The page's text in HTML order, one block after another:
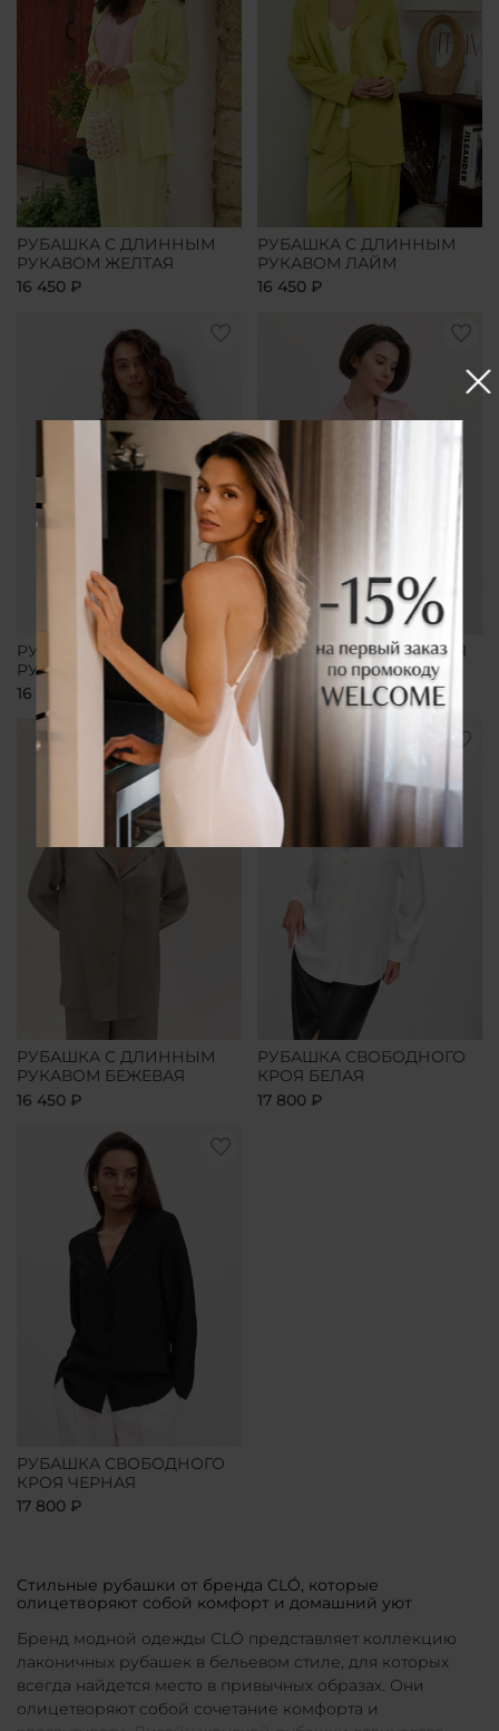
РУБАШКА С ДЛИННЫМ
РУКАВОМ ЖЕЛТАЯ
16 450 ₽
РУБАШКА С ДЛИННЫМ
РУКАВОМ ЛАЙМ
16 450 ₽
РУБАШКА С ДЛИННЫМ
РУКАВОМ ЧЕРНАЯ
16 450 ₽
РУБАШКА УДЛИНЕННАЯ
РОЗОВАЯ
16 450 ₽
РУБАШКА С ДЛИННЫМ
РУКАВОМ БЕЖЕВАЯ
16 450 ₽
РУБАШКА СВОБОДНОГО
КРОЯ БЕЛАЯ
17 800 ₽
РУБАШКА СВОБОДНОГО
КРОЯ ЧЕРНАЯ
17 800 ₽
Стильные рубашки от бренда CLÓ, которые
олицетворяют собой комфорт и домашний уют
Бренд модной одежды CLÓ представляет коллекцию
лаконичных рубашек в бельевом стиле, для которых
всегда найдется место в привычных образах. Они
олицетворяют собой сочетание комфорта и